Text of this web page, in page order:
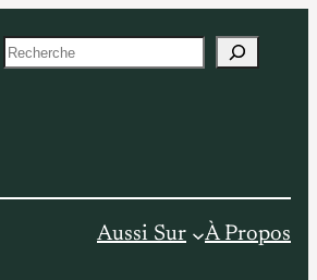
S
c
Aussi Sur À Propos